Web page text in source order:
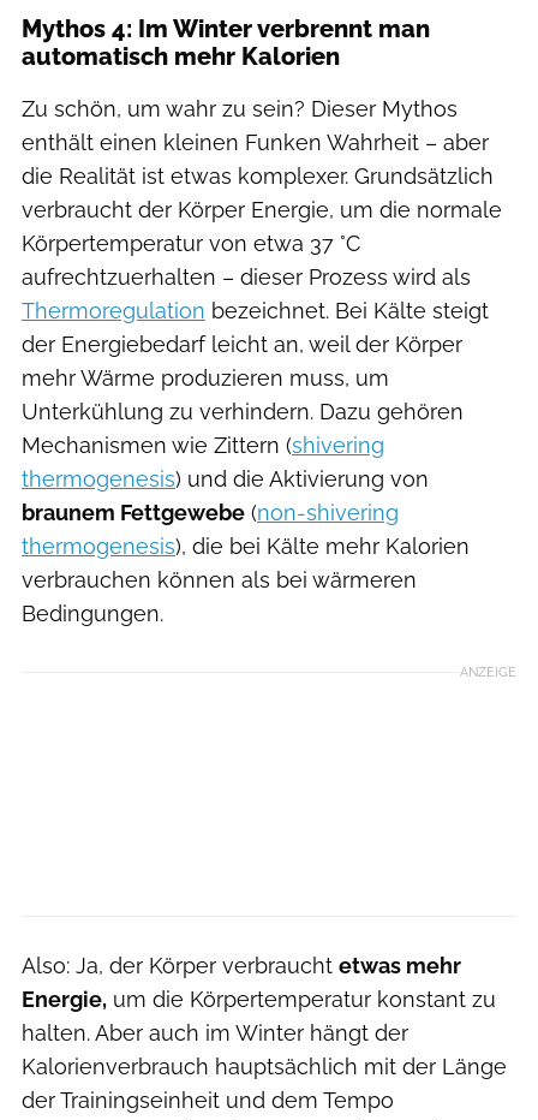
Mythos 4: Im Winter verbrennt man
automatisch mehr Kalorien
Zu schön, um wahr zu sein? Dieser Mythos
enthält einen kleinen Funken Wahrheit – aber
die Realität ist etwas komplexer. Grundsätzlich
verbraucht der Körper Energie, um die normale
Körpertemperatur von etwa 37 °C
aufrechtzuerhalten – dieser Prozess wird als
Thermoregulation bezeichnet. Bei Kälte steigt
der Energiebedarf leicht an, weil der Körper
mehr Wärme produzieren muss, um
Unterkühlung zu verhindern. Dazu gehören
Mechanismen wie Zittern (shivering
thermogenesis) und die Aktivierung von
braunem Fettgewebe (non-shivering
thermogenesis), die bei Kälte mehr Kalorien
verbrauchen können als bei wärmeren
Bedingungen.
ANZEIGE
Also: Ja, der Körper verbraucht etwas mehr
Energie, um die Körpertemperatur konstant zu
halten. Aber auch im Winter hängt der
Kalorienverbrauch hauptsächlich mit der Länge
der Trainingseinheit und dem Tempo